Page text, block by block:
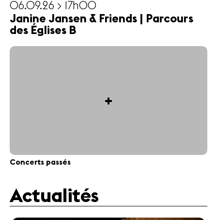
06.09.26 > 17h00
Janine Jansen & Friends | Parcours
des Églises B
+
Concerts passés
Actualités